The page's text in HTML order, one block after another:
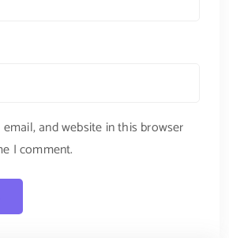
email, and website in this browser
I comment.